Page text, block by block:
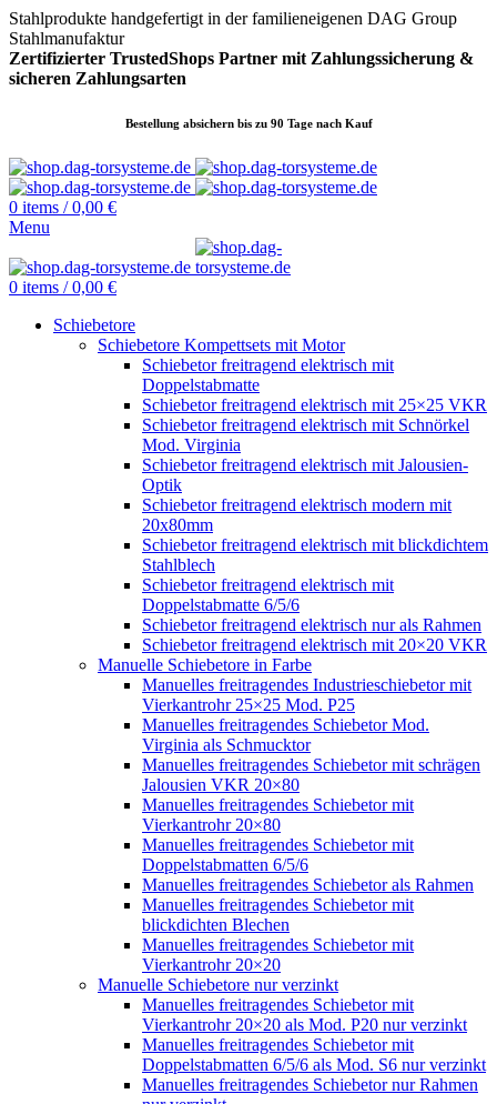
Stahlprodukte handgefertigt in der familieneigenen DAG Group
Stahlmanufaktur
Zertifizierter TrustedShops Partner mit Zahlungssicherung &
sicheren Zahlungsarten
Bestellung absichern bis zu 90 Tage nach Kauf
0 items / 0,00 €
Menu
0 items / 0,00 €
Schiebetore
Schiebetore Kompettsets mit Motor
Schiebetor freitragend elektrisch mit
Doppelstabmatte
Schiebetor freitragend elektrisch mit 25×25 VKR
Schiebetor freitragend elektrisch mit Schnörkel
Mod. Virginia
Schiebetor freitragend elektrisch mit Jalousien-
Optik
Schiebetor freitragend elektrisch modern mit
20x80mm
Schiebetor freitragend elektrisch mit blickdichtem
Stahlblech
Schiebetor freitragend elektrisch mit
Doppelstabmatte 6/5/6
Schiebetor freitragend elektrisch nur als Rahmen
Schiebetor freitragend elektrisch mit 20×20 VKR
Manuelle Schiebetore in Farbe
Manuelles freitragendes Industrieschiebetor mit
Vierkantrohr 25×25 Mod. P25
Manuelles freitragendes Schiebetor Mod.
Virginia als Schmucktor
Manuelles freitragendes Schiebetor mit schrägen
Jalousien VKR 20×80
Manuelles freitragendes Schiebetor mit
Vierkantrohr 20×80
Manuelles freitragendes Schiebetor mit
Doppelstabmatten 6/5/6
Manuelles freitragendes Schiebetor als Rahmen
Manuelles freitragendes Schiebetor mit
blickdichten Blechen
Manuelles freitragendes Schiebetor mit
Vierkantrohr 20×20
Manuelle Schiebetore nur verzinkt
Manuelles freitragendes Schiebetor mit
Vierkantrohr 20×20 als Mod. P20 nur verzinkt
Manuelles freitragendes Schiebetor mit
Doppelstabmatten 6/5/6 als Mod. S6 nur verzinkt
Manuelles freitragendes Schiebetor nur Rahmen